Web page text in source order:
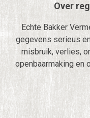
Over
Echte Bakker
gegevens serieus
misbruik, verlies,
openbaarmaking en